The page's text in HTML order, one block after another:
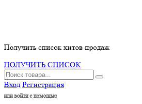
Получить список хитов продаж
ПОЛУЧИТЬ СПИСОК
Вход Регистрация
или войти с помощью